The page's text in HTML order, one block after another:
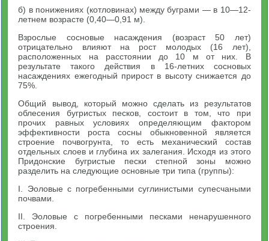
б) в понижениях (котловинах) между буграми — в 10—12-
летнем возрасте (0,40—0,91 м).
Взрослые сосновые насаждения (возраст 50 лет)
отрицательно влияют на рост молодых (16 лет),
расположенных на расстоянии до 10 м от них. В
результате такого действия в 16-летних сосновых
насаждениях ежегодный прирост в высоту снижается до
75%.
Общий вывод, который можно сделать из результатов
облесения бугристых песков, состоит в том, что при
прочих равных условиях определяющим фактором
эффективности роста сосны обыкновенной является
строение почвогрунта, то есть механический состав
отдельных слоев и глубина их залегания. Исходя из этого
Придонские бугристые пески степной зоны можно
разделить на следующие основные три типа (группы):
I. Эоловые с погребенными суглинистыми супесчаными
почвами.
II. Эоловые с погребенными песками ненарушенного
строения.